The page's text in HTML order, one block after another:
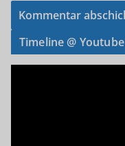
Timeline @ Youtube